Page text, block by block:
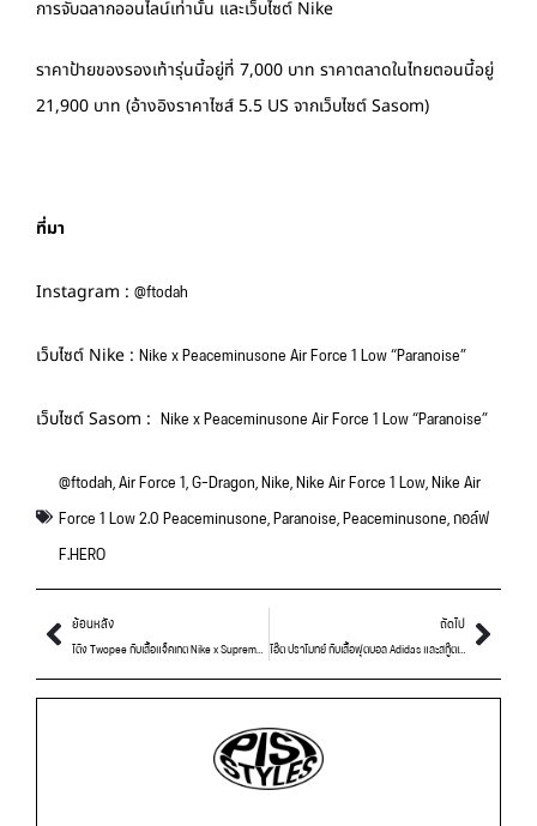
การจับฉลากออนไลน์เท่านั้น และเว็บไซต์ Nike
ราคาป้ายของรองเท้ารุ่นนี้อยู่ที่ 7,000 บาท ราคาตลาดในไทยตอนนี้อยู่
21,900 บาท (อ้างอิงราคาไซส์ 5.5 US จากเว็บไซต์ Sasom)
ที่มา
Instagram : @ftodah
เว็บไซต์ Nike : Nike x Peaceminusone Air Force 1 Low “Paranoise”
เว็บไซต์ Sasom : Nike x Peaceminusone Air Force 1 Low “Paranoise”
@ftodah Air Force 1 G-Dragon Nike Nike Air Force 1 Low Nike Air
Force 1 Low 2.0 Peaceminusone Paranoise Peaceminusone กอล์ฟ
F.HERO
ย้อนหลัง ถัดไป
โอ๊ต ปราโมทย์ กับเสื้อฟุตบอล Adidas และสกู๊ตเตอร์ Ninebot